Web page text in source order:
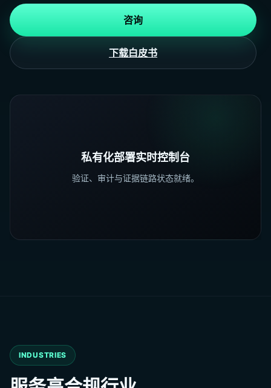
咨询
下载白皮书
私有化部署实时控制台
验证、审计与证据链路状态就绪。
INDUSTRIES